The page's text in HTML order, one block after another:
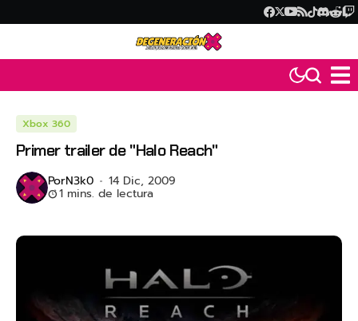
Xbox 360
Primer trailer de "Halo Reach"
PorN3k0 14 Dic, 2009
1 mins. de lectura